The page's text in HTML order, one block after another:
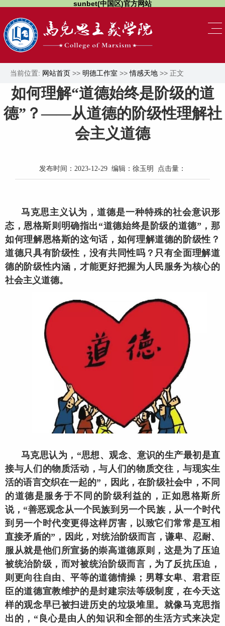
sunbet(中国区)官方网站
当前位置: 网站首页 >> 明德工作室 >>情感天地 >> 正文
如何理解“道德始终是阶级的道
德”？——从道德的阶级性理解社
会主义道德
发布时间：2023-12-29 编辑：徐玉明 点击量：
马克思主义认为，道德是一种特殊的社会意识形
态，恩格斯则明确指出“道德始终是阶级的道德”，那
如何理解恩格斯的这句话，如何理解道德的阶级性？
道德只具有阶级性，没有共同性吗？只有全面理解道
德的阶级性内涵，才能更好把握为人民服务为核心的
社会主义道德。
马克思认为，“思想、观念、意识的生产最初是直
接与人们的物质活动，与人们的物质交往，与现实生
活的语言交织在一起的”，因此，在阶级社会中，不同
的道德是服务于不同的阶级利益的，正如恩格斯所
说，“善恶观念从一个民族到另一个民族，从一个时代
到另一个时代变更得这样厉害，以致它们常常是互相
直接矛盾的”，因此，对统治阶级而言，谦卑、忍耐、
服从就是他们所宣扬的崇高道德原则，这是为了压迫
被统治阶级，而对被统治阶级而言，为了反抗压迫，
则更向往自由、平等的道德情操；男尊女卑、君君臣
臣的道德宣教维护的是封建宗法等级制度，在今天这
样的观念早已被扫进历史的垃圾堆里。就像马克思指
出的，“良心是由人的知识和全部的生活方式来决定